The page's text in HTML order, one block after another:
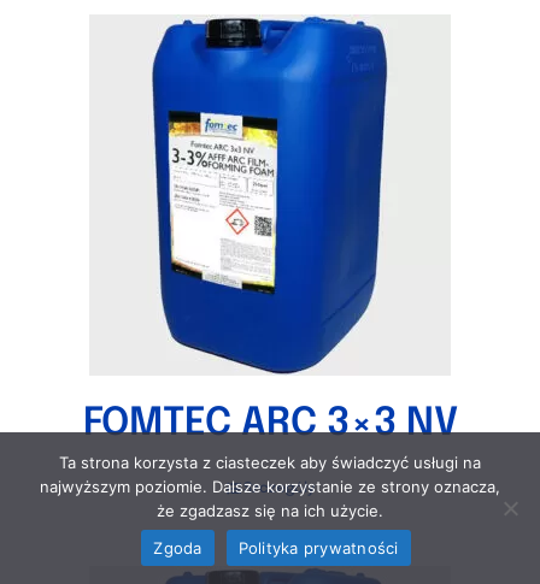
FOMTEC ARC 3×3 NV
Szczegóły
Ta strona korzysta z ciasteczek aby świadczyć usługi na
najwyższym poziomie. Dalsze korzystanie ze strony oznacza,
że zgadzasz się na ich użycie.
Zgoda
Polityka prywatności